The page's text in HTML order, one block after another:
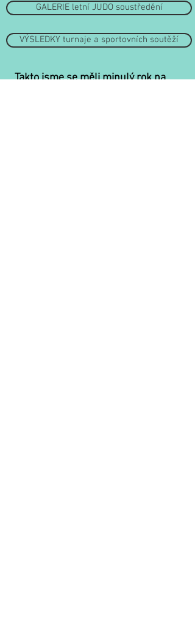
GALERIE letní JUDO soustředění
VÝSLEDKY turnaje a sportovních soutěží
Takto jsme se měli minulý rok na